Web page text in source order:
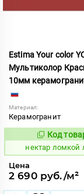
Estima Your color
Мультиколор
10мм
Материал:
Керамогранит
Код
нектар ломкой
Цена
2 690 руб./м²